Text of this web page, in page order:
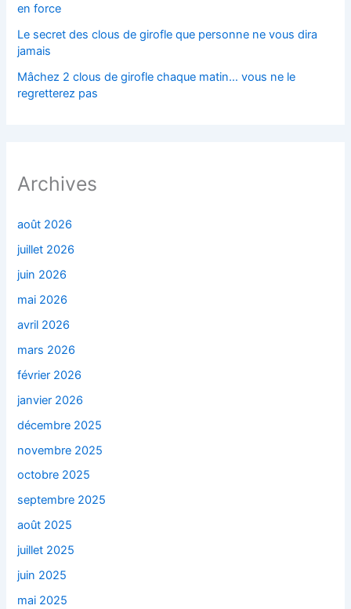
en force
Le secret des clous de girofle que personne ne vous dira
jamais
Mâchez 2 clous de girofle chaque matin… vous ne le
regretterez pas
Archives
août 2026
juillet 2026
juin 2026
mai 2026
avril 2026
mars 2026
février 2026
janvier 2026
décembre 2025
novembre 2025
octobre 2025
septembre 2025
août 2025
juillet 2025
juin 2025
mai 2025